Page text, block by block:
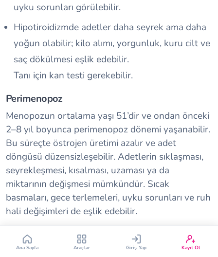
uyku sorunları görülebilir.
Hipotiroidizmde adetler daha seyrek ama daha
yoğun olabilir; kilo alımı, yorgunluk, kuru cilt ve
saç dökülmesi eşlik edebilir.
Tanı için kan testi gerekebilir.
Perimenopoz
Menopozun ortalama yaşı 51’dir ve ondan önceki
2–8 yıl boyunca perimenopoz dönemi yaşanabilir.
Bu süreçte östrojen üretimi azalır ve adet
döngüsü düzensizleşebilir. Adetlerin sıklaşması,
seyrekleşmesi, kısalması, uzaması ya da
miktarının değişmesi mümkündür. Sıcak
basmaları, gece terlemeleri, uyku sorunları ve ruh
hali değişimleri de eşlik edebilir.
Adet Ne Kadar Gecikebilir?
Tipik bir adet döngüsü 28 gün sürse de sağlıklı bir
Çin Takvimi
Bebek Burcu Bebek Aşı Takvimi
Vücut Kitle Endeksi Gebelik Hesaplama
Yumurtlama Hesaplama Gebe Sözlüğü
Ana Sayfa Araçlar Giriş Yap Kayıt Ol